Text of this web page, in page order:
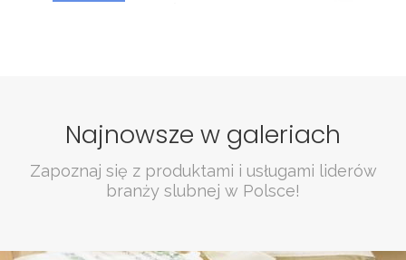
Najnowsze w galeriach
Zapoznaj się z produktami i usługami liderów
branży slubnej w Polsce!